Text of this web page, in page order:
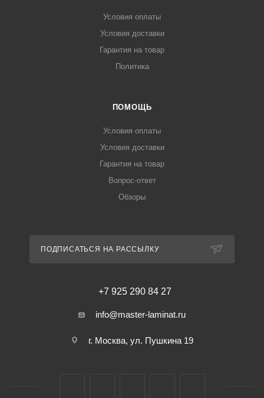
Условия оплаты
Условия доставки
Гарантия на товар
Политика
ПОМОЩЬ
Условия оплаты
Условия доставки
Гарантия на товар
Вопрос-ответ
Обзоры
ПОДПИСАТЬСЯ НА РАССЫЛКУ
+7 925 290 84 27
info@master-laminat.ru
г. Москва, ул. Пушкина 19